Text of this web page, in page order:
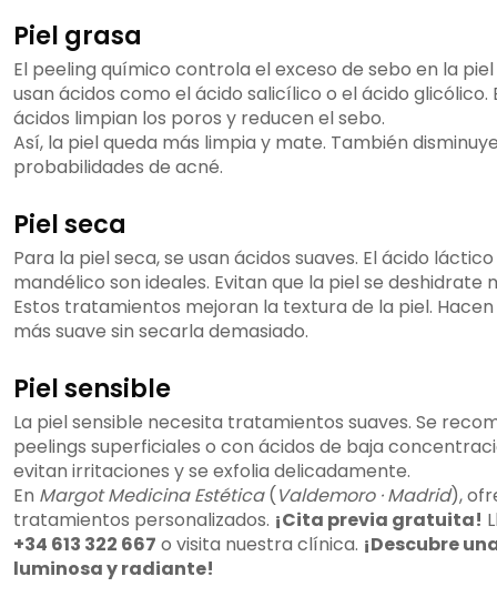
Piel grasa
El peeling químico controla el exceso de sebo en la piel
usan ácidos como el ácido salicílico o el ácido glicólico.
ácidos limpian los poros y reducen el sebo.
Así, la piel queda más limpia y mate. También
probabilidades de acné.
Piel seca
Para la piel seca, se usan ácidos suaves. El ácido
mandélico son ideales. Evitan que la piel se deshidrate
Estos tratamientos mejoran la textura de la piel. Hacen
más suave sin secarla demasiado.
Piel sensible
La piel sensible necesita tratamientos suaves. Se
peelings superficiales o con ácidos de baja
evitan irritaciones y se exfolia delicadamente.
En Margot Medicina Estética(Valdemoro · Madrid),
tratamientos personalizados. ¡Cita previa gratuita!
+34 613 322 667 o visita nuestra clínica. ¡Descubre
luminosa y radiante!